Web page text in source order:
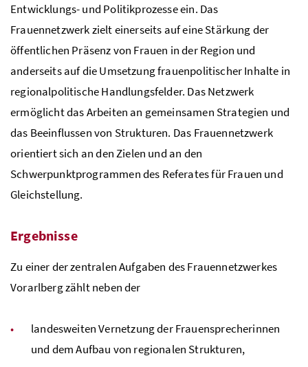
Entwicklungs- und Politikprozesse ein. Das
Frauennetzwerk zielt einerseits auf eine Stärkung der
öffentlichen Präsenz von Frauen in der Region und
anderseits auf die Umsetzung frauenpolitischer Inhalte in
regionalpolitische Handlungsfelder. Das Netzwerk
ermöglicht das Arbeiten an gemeinsamen Strategien und
das Beeinflussen von Strukturen. Das Frauennetzwerk
orientiert sich an den Zielen und an den
Schwerpunktprogrammen des Referates für Frauen und
Gleichstellung.
Ergebnisse
Zu einer der zentralen Aufgaben des Frauennetzwerkes
Vorarlberg zählt neben der
landesweiten Vernetzung der Frauensprecherinnen
und dem Aufbau von regionalen Strukturen,